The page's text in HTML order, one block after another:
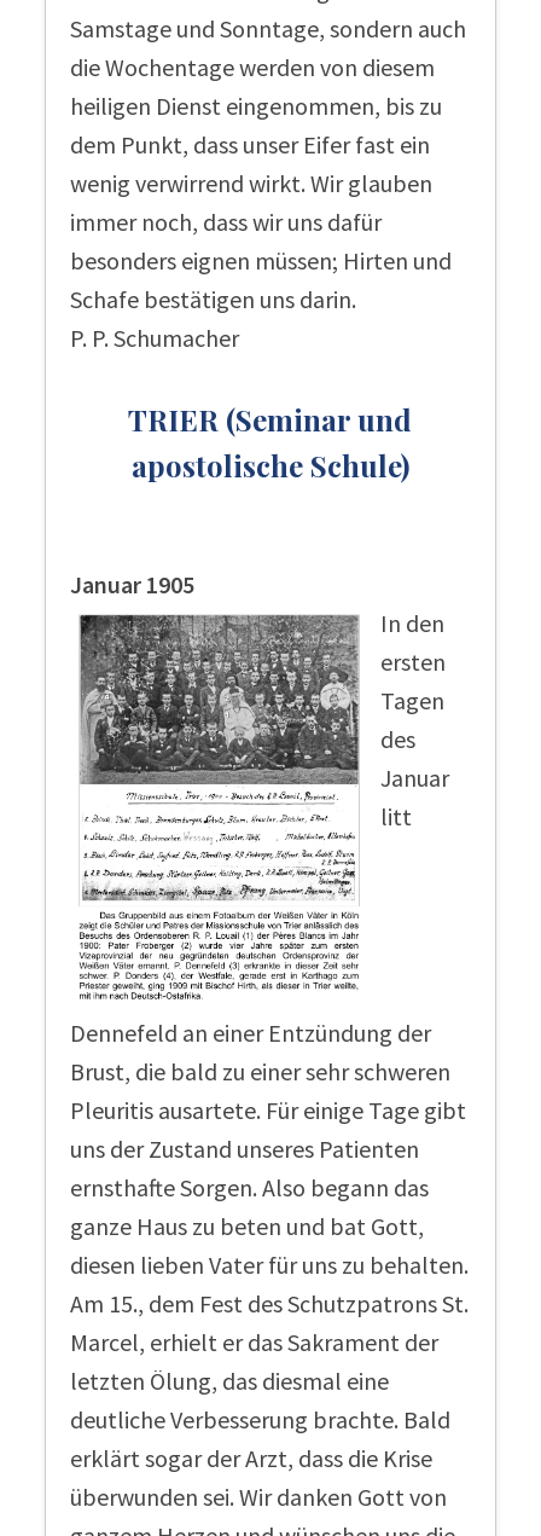
Samstage und Sonntage, sondern auch
die Wochentage werden von diesem
heiligen Dienst eingenommen, bis zu
dem Punkt, dass unser Eifer fast ein
wenig verwirrend wirkt. Wir glauben
immer noch, dass wir uns dafür
besonders eignen müssen; Hirten und
Schafe bestätigen uns darin.
P. P. Schumacher
TRIER (Seminar und
apostolische Schule)
Januar 1905
In den
ersten
Tagen
des
Januar
litt
Dennefeld an einer Entzündung der
Brust, die bald zu einer sehr schweren
Pleuritis ausartete. Für einige Tage gibt
uns der Zustand unseres Patienten
ernsthafte Sorgen. Also begann das
ganze Haus zu beten und bat Gott,
diesen lieben Vater für uns zu behalten.
Am 15., dem Fest des Schutzpatrons St.
Marcel, erhielt er das Sakrament der
letzten Ölung, das diesmal eine
deutliche Verbesserung brachte. Bald
erklärt sogar der Arzt, dass die Krise
überwunden sei. Wir danken Gott von